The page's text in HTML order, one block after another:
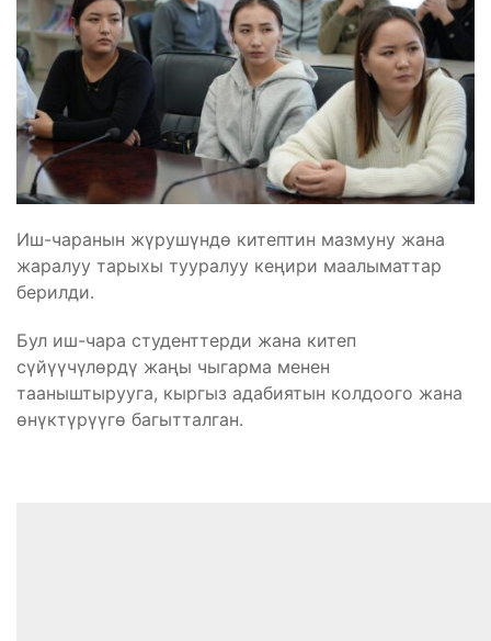
Иш-чаранын жүрушүндө китептин мазмуну жана
жаралуу тарыхы тууралуу кеңири маалыматтар
берилди.
Бул иш-чара студенттерди жана китеп
сүйүүчүлөрдү жаңы чыгарма менен
тааныштырууга, кыргыз адабиятын колдоого жана
өнүктүрүүгө багытталган.